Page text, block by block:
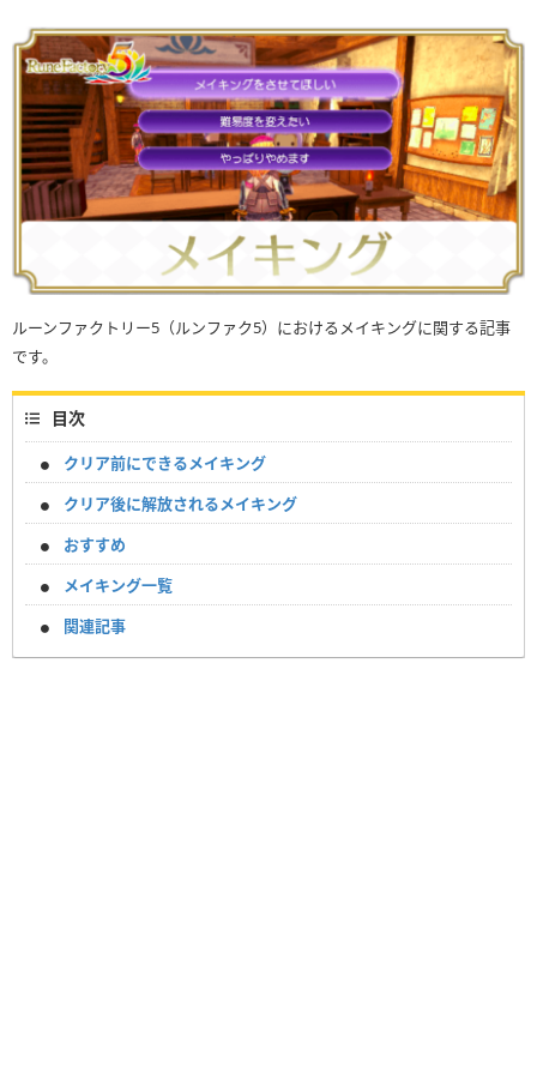
ルーンファクトリー5（ルンファク5）におけるメイキングに関する記事
です。
目次
クリア前にできるメイキング
クリア後に解放されるメイキング
おすすめ
メイキング一覧
関連記事